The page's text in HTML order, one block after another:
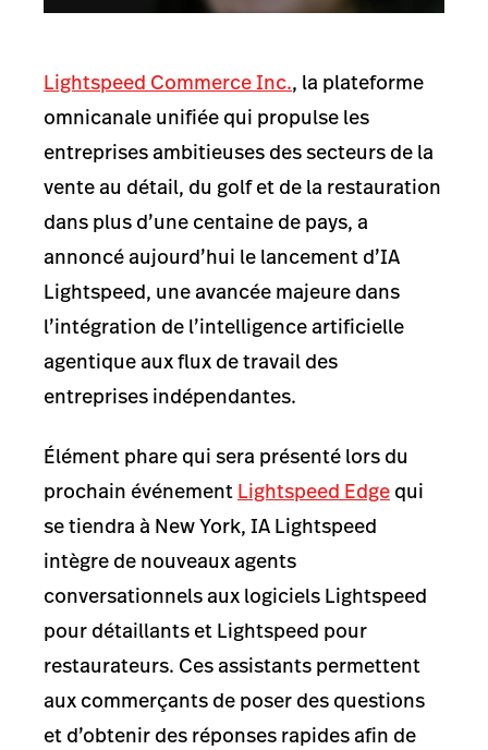
Lightspeed Commerce Inc., la plateforme
omnicanale unifiée qui propulse les
entreprises ambitieuses des secteurs de la
vente au détail, du golf et de la restauration
dans plus d’une centaine de pays, a
annoncé aujourd’hui le lancement d’IA
Lightspeed, une avancée majeure dans
l’intégration de l’intelligence artificielle
agentique aux flux de travail des
entreprises indépendantes.
Élément phare qui sera présenté lors du
prochain événement Lightspeed Edge qui
se tiendra à New York, IA Lightspeed
intègre de nouveaux agents
conversationnels aux logiciels Lightspeed
pour détaillants et Lightspeed pour
restaurateurs. Ces assistants permettent
aux commerçants de poser des questions
et d’obtenir des réponses rapides afin de